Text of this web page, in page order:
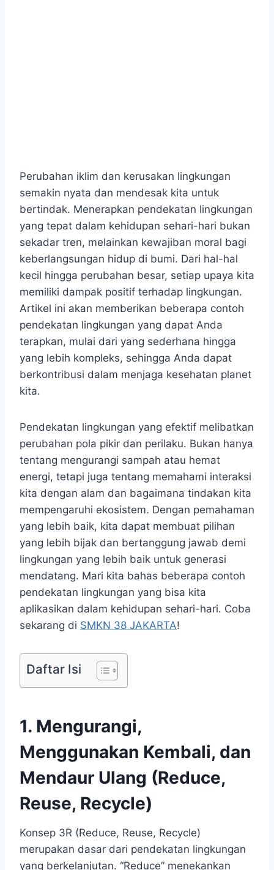
Perubahan iklim dan kerusakan lingkungan
semakin nyata dan mendesak kita untuk
bertindak. Menerapkan pendekatan lingkungan
yang tepat dalam kehidupan sehari-hari bukan
sekadar tren, melainkan kewajiban moral bagi
keberlangsungan hidup di bumi. Dari hal-hal
kecil hingga perubahan besar, setiap upaya kita
memiliki dampak positif terhadap lingkungan.
Artikel ini akan memberikan beberapa contoh
pendekatan lingkungan yang dapat Anda
terapkan, mulai dari yang sederhana hingga
yang lebih kompleks, sehingga Anda dapat
berkontribusi dalam menjaga kesehatan planet
kita.
Pendekatan lingkungan yang efektif melibatkan
perubahan pola pikir dan perilaku. Bukan hanya
tentang mengurangi sampah atau hemat
energi, tetapi juga tentang memahami interaksi
kita dengan alam dan bagaimana tindakan kita
mempengaruhi ekosistem. Dengan pemahaman
yang lebih baik, kita dapat membuat pilihan
yang lebih bijak dan bertanggung jawab demi
lingkungan yang lebih baik untuk generasi
mendatang. Mari kita bahas beberapa contoh
pendekatan lingkungan yang bisa kita
aplikasikan dalam kehidupan sehari-hari. Coba
sekarang di SMKN 38 JAKARTA!
Daftar Isi
1. Mengurangi,
Menggunakan Kembali, dan
Mendaur Ulang (Reduce,
Reuse, Recycle)
Konsep 3R (Reduce, Reuse, Recycle)
merupakan dasar dari pendekatan lingkungan
yang berkelanjutan. “Reduce” menekankan